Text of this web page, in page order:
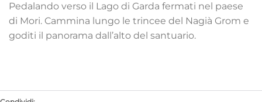
Pedalando verso il Lago di Garda fermati nel paese
di Mori. Cammina lungo le trincee del Nagià Grom e
goditi il panorama dall’alto del santuario.